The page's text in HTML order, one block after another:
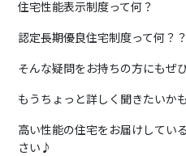
住宅性能表示制度って何？
認定長期優良住宅制度って何？？
そんな疑問をお持ちの方にもぜ
もうちょっと詳しく聞きたいか
高い性能の住宅をお届けしてい
さい♪